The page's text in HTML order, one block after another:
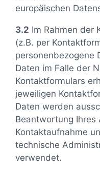
europäischen
3.2 Im Rahmen der
(z.B. per
personenbezogene
Daten im Falle der
Kontaktformulars
jeweiligen
Daten werden
Beantwortung Ihres
Kontaktaufnahme
technische
verwendet.